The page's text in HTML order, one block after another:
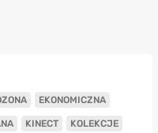
EKONOMICZNA
KINECT KOLEKCJE